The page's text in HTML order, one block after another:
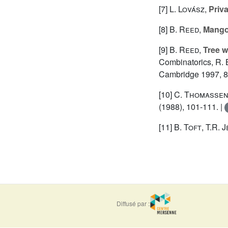
[7] L. Lovász,
[8] B. Reed,
[9] B. Reed, Tree
Combinatorics, R.
Cambridge 1997,
[10]C. Thomassen
(1988), 101-111. |
[11] B. Toft, T.R.
Diffusé par :